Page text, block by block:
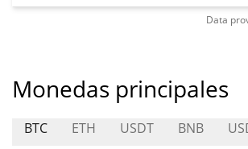
Data
Monedas principales
BTC ETH USDT BNB